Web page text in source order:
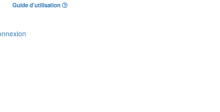
Guide d'utilisation